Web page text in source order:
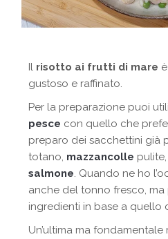
Il risotto ai frutti di mare
gustoso e raffinato.
Per la preparazione puoi
pesce con quello che
preparo dei sacchettini già
totano, mazzancolle
salmone. Quando ne ho
anche del tonno fresco,
ingredienti in base a quello
Un’ultima ma